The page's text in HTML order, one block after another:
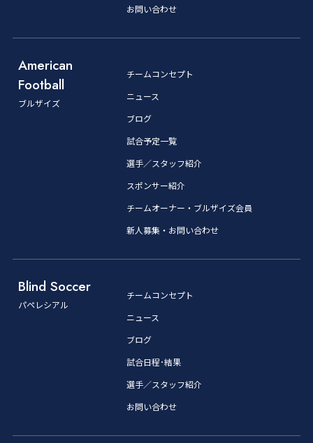
お問い合わせ
American
Football
ブルザイズ
チームコンセプト
ニュース
ブログ
試合予定一覧
選手／スタッフ紹介
スポンサー紹介
チームオーナー・ブルザイズ会員
新人募集・お問い合わせ
Blind Soccer
パペレシアル
チームコンセプト
ニュース
ブログ
試合日程･結果
選手／スタッフ紹介
お問い合わせ